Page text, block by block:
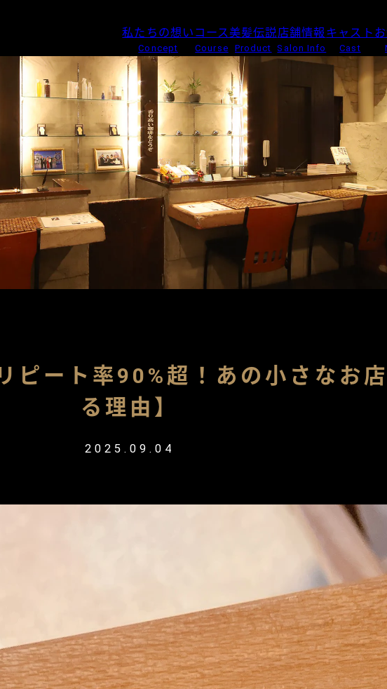
私たちの想い
Concept
コース
Course
美髪伝説
Product
店舗情報
Salon Info
キャスト
Cast
ピート率90%超！あの小さなお
る理由】
2025.09.04